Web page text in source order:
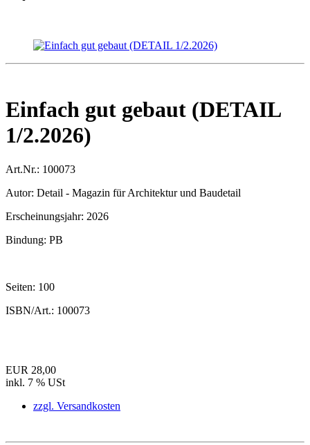
Einfach gut gebaut (DETAIL
1/2.2026)
Art.Nr.: 100073
Autor: Detail - Magazin für Architektur und Baudetail
Erscheinungsjahr: 2026
Bindung: PB
Seiten: 100
ISBN/Art.: 100073
EUR 28,00
inkl. 7 % USt
zzgl. Versandkosten